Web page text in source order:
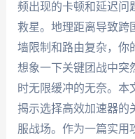
频出现的卡顿和延迟问
救星。地理距离导致跨
墙限制和路由复杂，
想象一下关键团战中突
时无限缓冲的无奈。本
揭示选择高效加速器的
服战场。作为一篇实用